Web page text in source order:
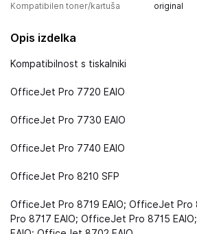
Kompatibilen toner/kartuša original
Opis izdelka
Kompatibilnost s tiskalniki
OfficeJet Pro 7720 EAIO
OfficeJet Pro 7730 EAIO
OfficeJet Pro 7740 EAIO
OfficeJet Pro 8210 SFP
OfficeJet Pro 8719 EAIO; OfficeJet Pro
Pro 8717 EAIO; OfficeJet Pro 8715